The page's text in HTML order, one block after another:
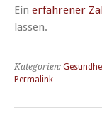
Ein erfahrener
lassen.
Kategorien:
Permalink